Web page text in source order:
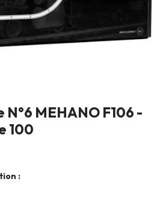
MEHANO F106 -
100
: